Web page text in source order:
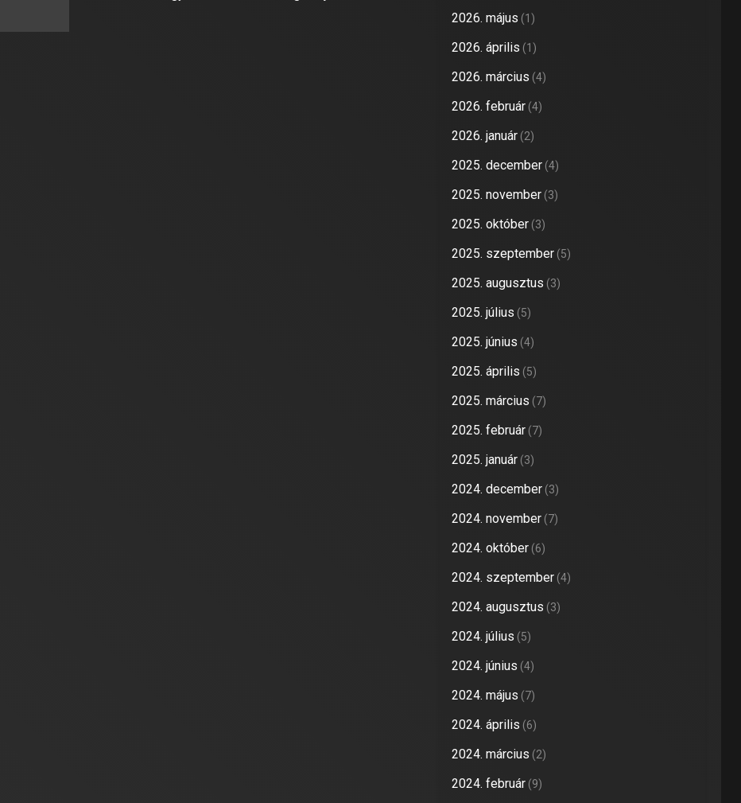
2026. május (1)
2026. április (1)
2026. március (4)
2026. február(4)
2026. január(2)
2025. december(4)
2025. november(3)
2025. október(3)
2025. szeptember(5)
2025. augusztus (3)
2025. július (5)
2025. június (4)
2025. április (5)
2025. március (7)
2025. február(7)
2025. január(3)
2024. december(3)
2024. november(7)
2024. október(6)
2024. szeptember(4)
2024. augusztus (3)
2024. július (5)
2024. június (4)
2024. május (7)
2024. április (6)
2024. március (2)
2024. február(9)